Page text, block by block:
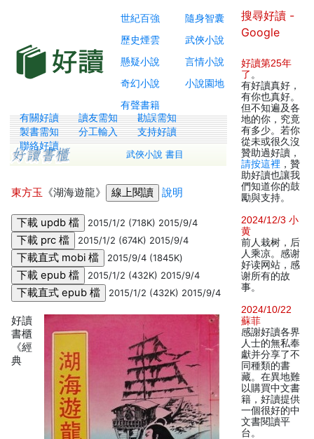
世紀百強
隨身智囊
歷史煙雲
武俠小說
懸疑小說
言情小說
奇幻小說
小說園地
有聲書籍
有關好讀 讀友需知
勘誤需知
製書需知
分工輸入
支持好讀
聯絡好讀
武俠小說 書目
東方玉 《湖海遊龍》 說明
2015/1/2 (718K) 2015/9/4
2015/1/2 (674K) 2015/9/4
2015/9/4 (1845K)
2015/1/2 (432K) 2015/9/4
2015/1/2 (432K) 2015/9/4
好讀
書櫃
《經
典
搜尋好讀 -
Google
好讀第25年
了 。
有好讀真好，
有你也真好。
但不知遍及各
地的你，究竟
有多少。若你
從未或很久沒
贊助過好讀，
請按這裡 ，贊
助好讀也讓我
們知道你的鼓
勵與支持。
2024/12/3 小
黄
前人栽树，后
人乘凉。感谢
好读网站，感
谢所有的故
事。
2024/10/22
蘇菲
感謝好讀各界
人士的無私奉
獻并分享了不
同種類的書
藏。在異地難
以購買中文書
籍，好讀提供
一個很好的中
文書閱讀平
台。